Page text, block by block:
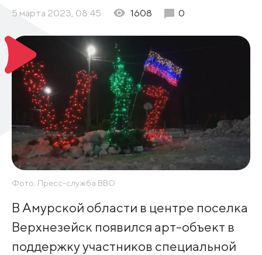
5 марта 2023, 08:45 1608 0
Фото: Пресс-служба ВВО
В Амурской области в центре поселка
Верхнезейск появился арт-объект в
поддержку участников специальной